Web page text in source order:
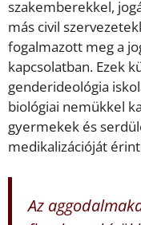
szakemberekkel,
más civil
fogalmazott meg a
kapcsolatban. Ezek
genderideológia
biológiai nemükkel
gyermekek és
medikalizációját
Az